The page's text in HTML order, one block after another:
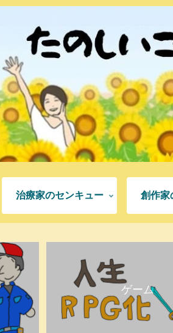
治療家のセンキュー 創作家
ゲーム